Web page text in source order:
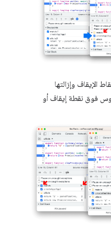
الإيقاف وإزالتها
فوق نقطة إيقاف أو